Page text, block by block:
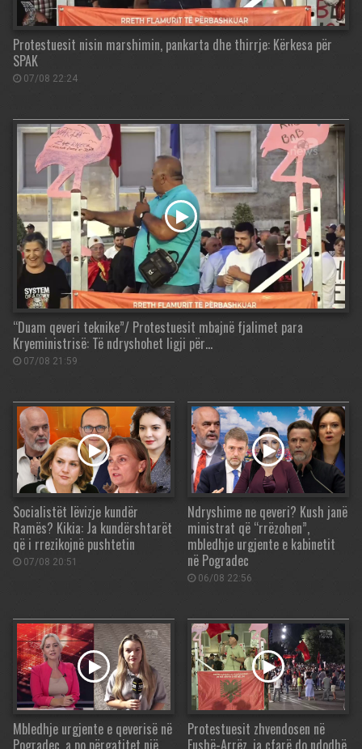
Protestuesit nisin marshimin, pankarta dhe thirrje: Kërkesa për
SPAK
07/08 22:24
“Duam qeveri teknike”/ Protestuesit mbajnë fjalimet para
Kryeministrisë: Të ndryshohet ligji për…
07/08 21:59
Socialistët lëvizje kundër
Ramës? Kikia: Ja kundërshtarët
që i rrezikojnë pushtetin
07/08 20:51
Ndryshime ne qeveri? Kush janë
ministrat që “rrëzohen”,
mbledhje urgjente e kabinetit
në Pogradec
06/08 22:56
Mbledhje urgjente e qeverisë në
Pogradec, a po përgatitet një
Protestuesit zhvendosen në
Fushë-Arrëz, ja çfarë do ndodhë